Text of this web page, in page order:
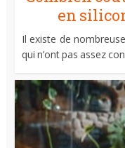
en
Il existe de
qui n’ont pas assez